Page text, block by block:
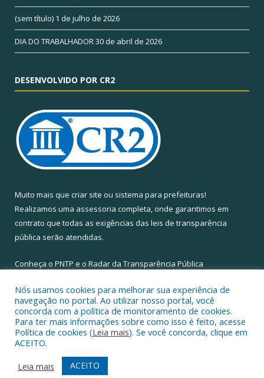
(sem título) 1 de julho de 2026
DIA DO TRABALHADOR30 de abril de 2026
DESENVOLVIDO POR CR2
Muito mais que criar site ou sistema para prefeituras!
Realizamos uma assessoria completa, onde garantimos em
contrato que todas as exigências das leis de transparência
pública serão atendidas.
Conheça o PNTP e o Radar da Transparência Pública
Todos os direitos reservados a Câmara Municipal de Santa Maria
do Pará.
Mapa do Site
Acessar Área Administrativa
Acessar Webmail
Nós usamos cookies para melhorar sua experiência de
navegação no portal. Ao utilizar nosso portal, você
concorda com a política de monitoramento de cookies.
Para ter mais informações sobre como isso é feito, acesse
Política de cookies (Leia mais). Se você concorda, clique em
ACEITO.
Leia mais
ACEITO